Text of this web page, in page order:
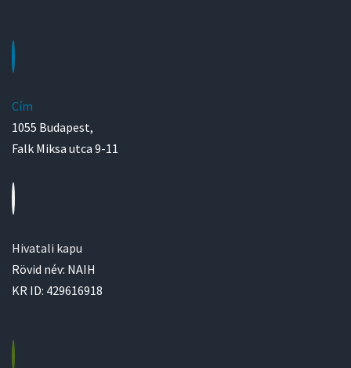
Cím
1055 Budapest,
Falk Miksa utca 9-11
Hivatali kapu
Rövid név: NAIH
KR ID: 429616918